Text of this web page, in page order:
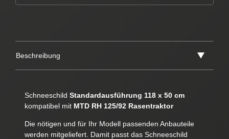
Beschreibung
Schneeschild Standardausführung 118 x 50 cm
kompatibel mit MTD RH 125/92 Rasentraktor
Die nötigen und für Ihr Modell passenden Anbauteile
werden mitgeliefert. Damit passt das Schneeschild